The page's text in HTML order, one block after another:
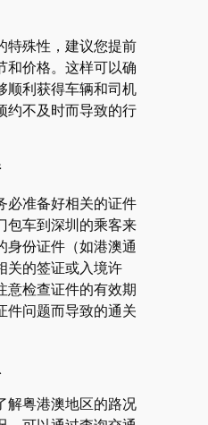
特殊性，建议您提前
和价格。这样可以确
顺利获得车辆和司机
约不及时而导致的行
必准备好相关的证件
包车到深圳的乘客来
身份证件（如港澳通
关的签证或入境许
意检查证件的有效期
件问题而导致的通关
解粤港澳地区的路况